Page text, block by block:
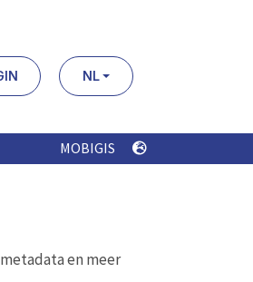
NL
MOBIGIS
en meer